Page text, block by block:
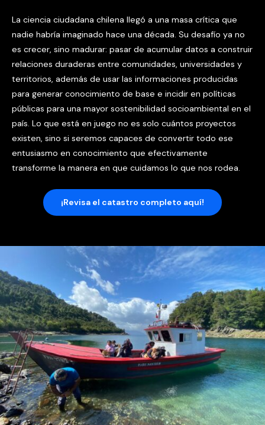
La ciencia ciudadana chilena llegó a una masa crítica que
nadie habría imaginado hace una década. Su desafío ya no
es crecer, sino madurar: pasar de acumular datos a construir
relaciones duraderas entre comunidades, universidades y
territorios, además de usar las informaciones producidas
para generar conocimiento de base e incidir en políticas
públicas para una mayor sostenibilidad socioambiental en el
país. Lo que está en juego no es solo cuántos proyectos
existen, sino si seremos capaces de convertir todo ese
entusiasmo en conocimiento que efectivamente
transforme la manera en que cuidamos lo que nos rodea.
¡Revisa el catastro completo aquí!